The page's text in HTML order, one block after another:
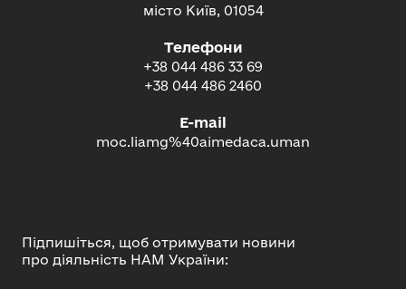
місто Київ, 01054
Телефони
+38 044 486 33 69
+38 044 486 2460
E-mail
moc.liamg%40aimedaca.uman
Підпишіться, щоб отримувати новини
про діяльність НАМ України: